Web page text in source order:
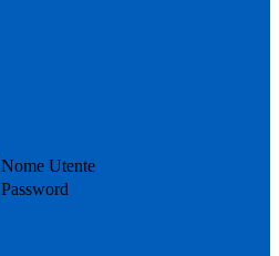
Nome Utente
Password